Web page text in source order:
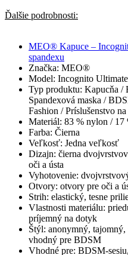
Ďalšie podrobnosti:
MEO® Kapuce –
spandexu
Značka: MEO®
Model: Incognito
Typ produktu: Kapucňa /
Spandexová maska /
Fashion / Príslušenstvo
Materiál: 83 % nylon / 17
Farba: Čierna
Veľkosť: Jedna veľkosť
Dizajn: čierna
oči a ústa
Vyhotovenie:
Otvory: otvory pre oči a
Strih: elastický, tesne
Vlastnosti materiálu:
príjemný na dotyk
Štýl: anonymný,
vhodný pre BDSM
Vhodné pre: BDSM-